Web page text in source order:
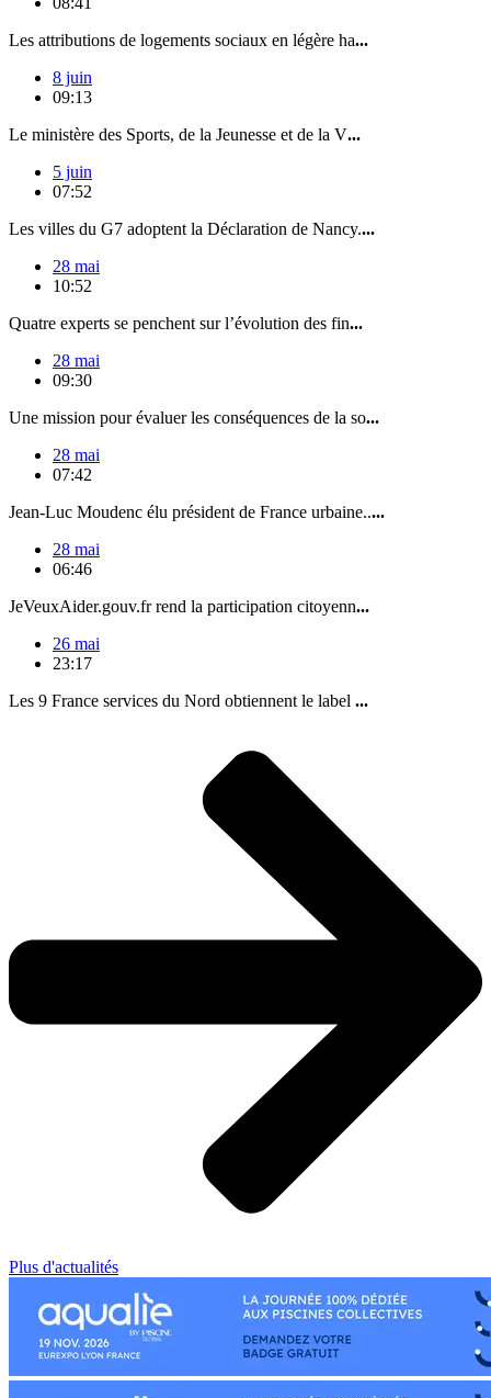
Les attributions de logements sociaux en légère ha...
8 juin
09:13
Le ministère des Sports, de la Jeunesse et de la V...
5 juin
07:52
Les villes du G7 adoptent la Déclaration de Nancy....
28 mai
10:52
Quatre experts se penchent sur l’évolution des fin...
28 mai
09:30
Une mission pour évaluer les conséquences de la so...
28 mai
07:42
Jean-Luc Moudenc élu président de France urbaine.....
28 mai
06:46
JeVeuxAider.gouv.fr rend la participation citoyenn...
26 mai
23:17
Les 9 France services du Nord obtiennent le label ...
Plus d'actualités